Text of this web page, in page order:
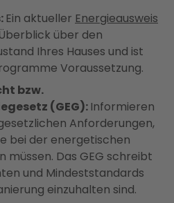
Ein aktueller Energieausweis
über den
Ihres Hauses und ist
Voraussetzung.
bzw.
(GEG): Informieren
Anforderungen,
bei der energetischen
müssen. Das GEG schreibt
und Mindeststandards
einzuhalten sind.